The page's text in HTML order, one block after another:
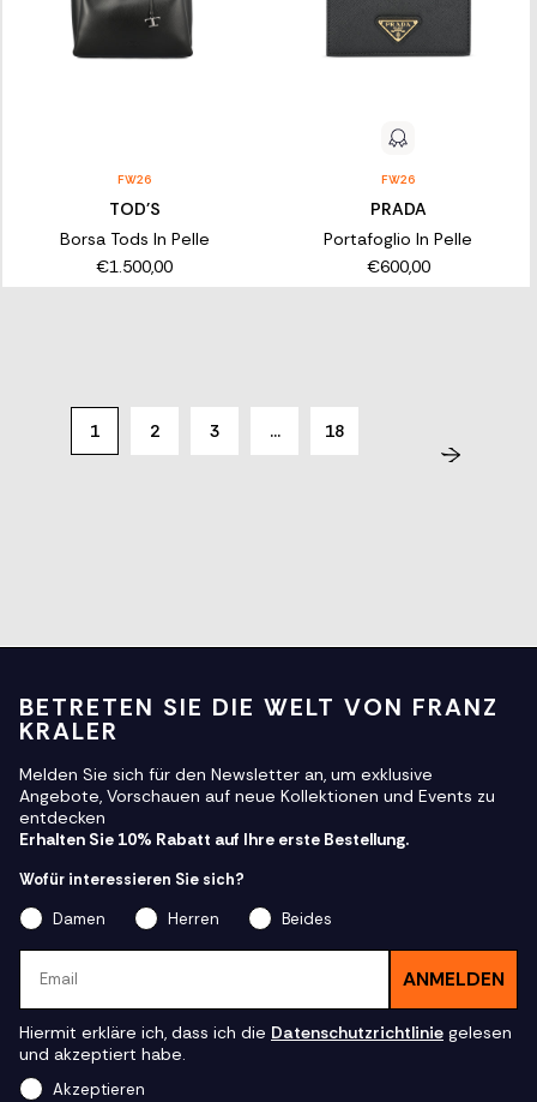
FW26
TOD'S
Borsa Tods In Pelle
€1.500,00
FW26
PRADA
Portafoglio In Pelle
€600,00
1 2 3 … 18
BETRETEN SIE DIE WELT VON FRANZ
KRALER
Melden Sie sich für den Newsletter an, um exklusive
Angebote, Vorschauen auf neue Kollektionen und Events zu
entdecken
Erhalten Sie 10% Rabatt auf Ihre erste Bestellung.
Wofür interessieren Sie sich?
Damen
Herren
Beides
ANMELDEN
Hiermit erkläre ich, dass ich die Datenschutzrichtlinie gelesen
und akzeptiert habe.
Akzeptieren